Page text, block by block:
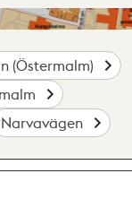
(Östermalm)
Narvavägen